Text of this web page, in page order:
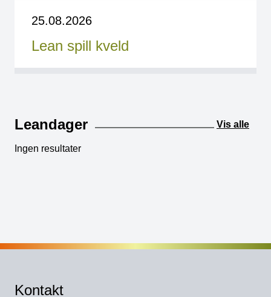
25.08.2026
Lean spill kveld
Leandager Vis alle
Ingen resultater
Kontakt